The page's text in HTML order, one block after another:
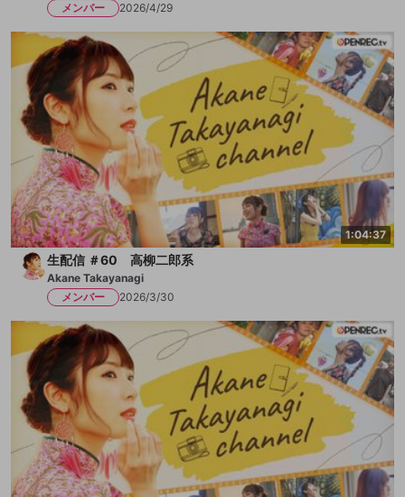
メンバー
2026/4/29
1:04:37
生配信 ＃60 高柳二郎系
Akane Takayanagi
メンバー
2026/3/30